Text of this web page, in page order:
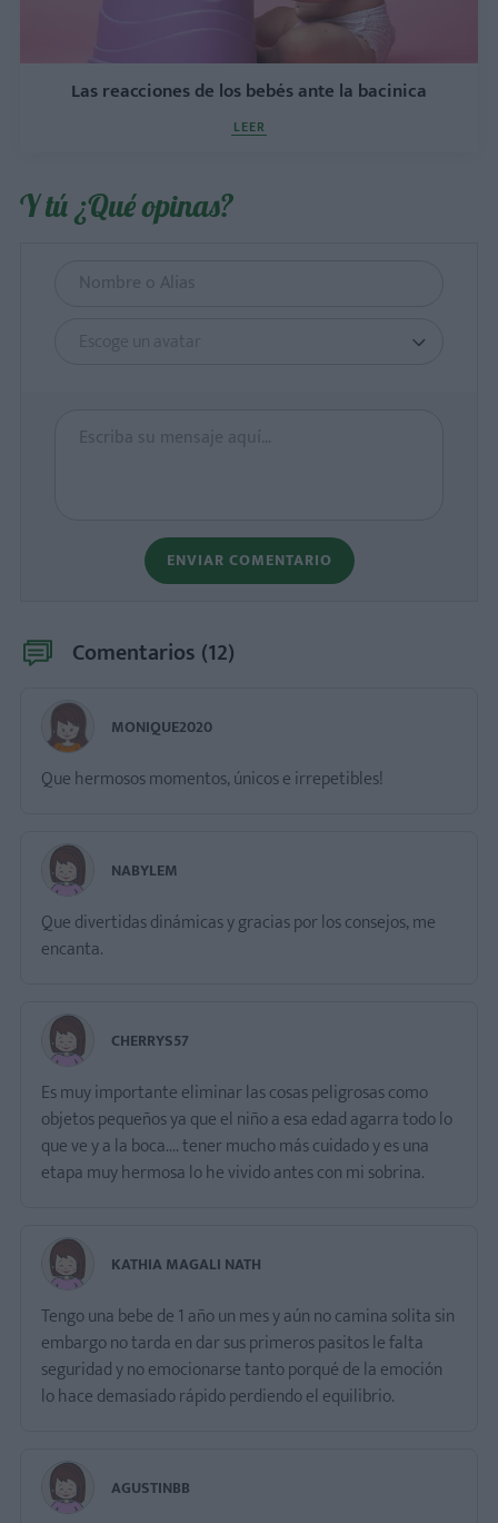
Las reacciones de los bebés ante la bacinica
LEER
Y tú ¿Qué opinas?
Escoge un avatar
ENVIAR COMENTARIO
Comentarios (12)
MONIQUE2020
Que hermosos momentos, únicos e irrepetibles!
NABYLEM
Que divertidas dinámicas y gracias por los consejos, me
encanta.
CHERRYS57
Es muy importante eliminar las cosas peligrosas como
objetos pequeños ya que el niño a esa edad agarra todo lo
que ve y a la boca.... tener mucho más cuidado y es una
etapa muy hermosa lo he vivido antes con mi sobrina.
KATHIA MAGALI NATH
Tengo una bebe de 1 año un mes y aún no camina solita sin
embargo no tarda en dar sus primeros pasitos le falta
seguridad y no emocionarse tanto porqué de la emoción
lo hace demasiado rápido perdiendo el equilibrio.
AGUSTINBB